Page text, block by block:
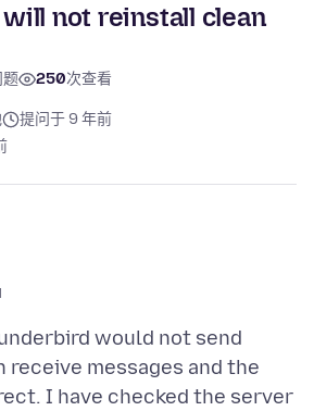
not reinstall clean
题 250次查看
提问于 9 年前
would not send
receive messages and the
I have checked the server